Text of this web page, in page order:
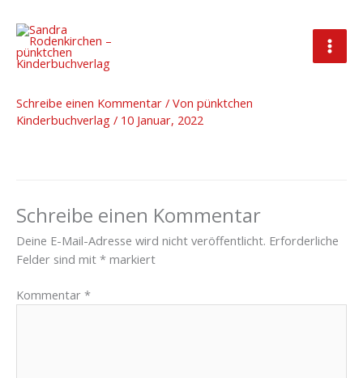
Inhalt
springen
2022_01_10_Rezensionen
Schreibe einen Kommentar / Von pünktchen
Kinderbuchverlag / 10 Januar, 2022
Schreibe einen Kommentar
Deine E-Mail-Adresse wird nicht veröffentlicht. Erforderliche
Felder sind mit * markiert
Kommentar *